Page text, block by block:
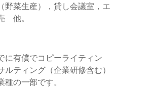
野菜生産），貸し会議室，エ
他。
に有償でコピーライティン
ルティング（企業研修含む）
種の一部です。